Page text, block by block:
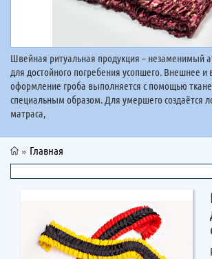
Швейная ритуальная продукция – незаменимый
для достойного погребения усопшего. Внешнее и
оформление гроба выполняется с помощью
специальным образом. Для умершего создаётся
матраса,
» Главная